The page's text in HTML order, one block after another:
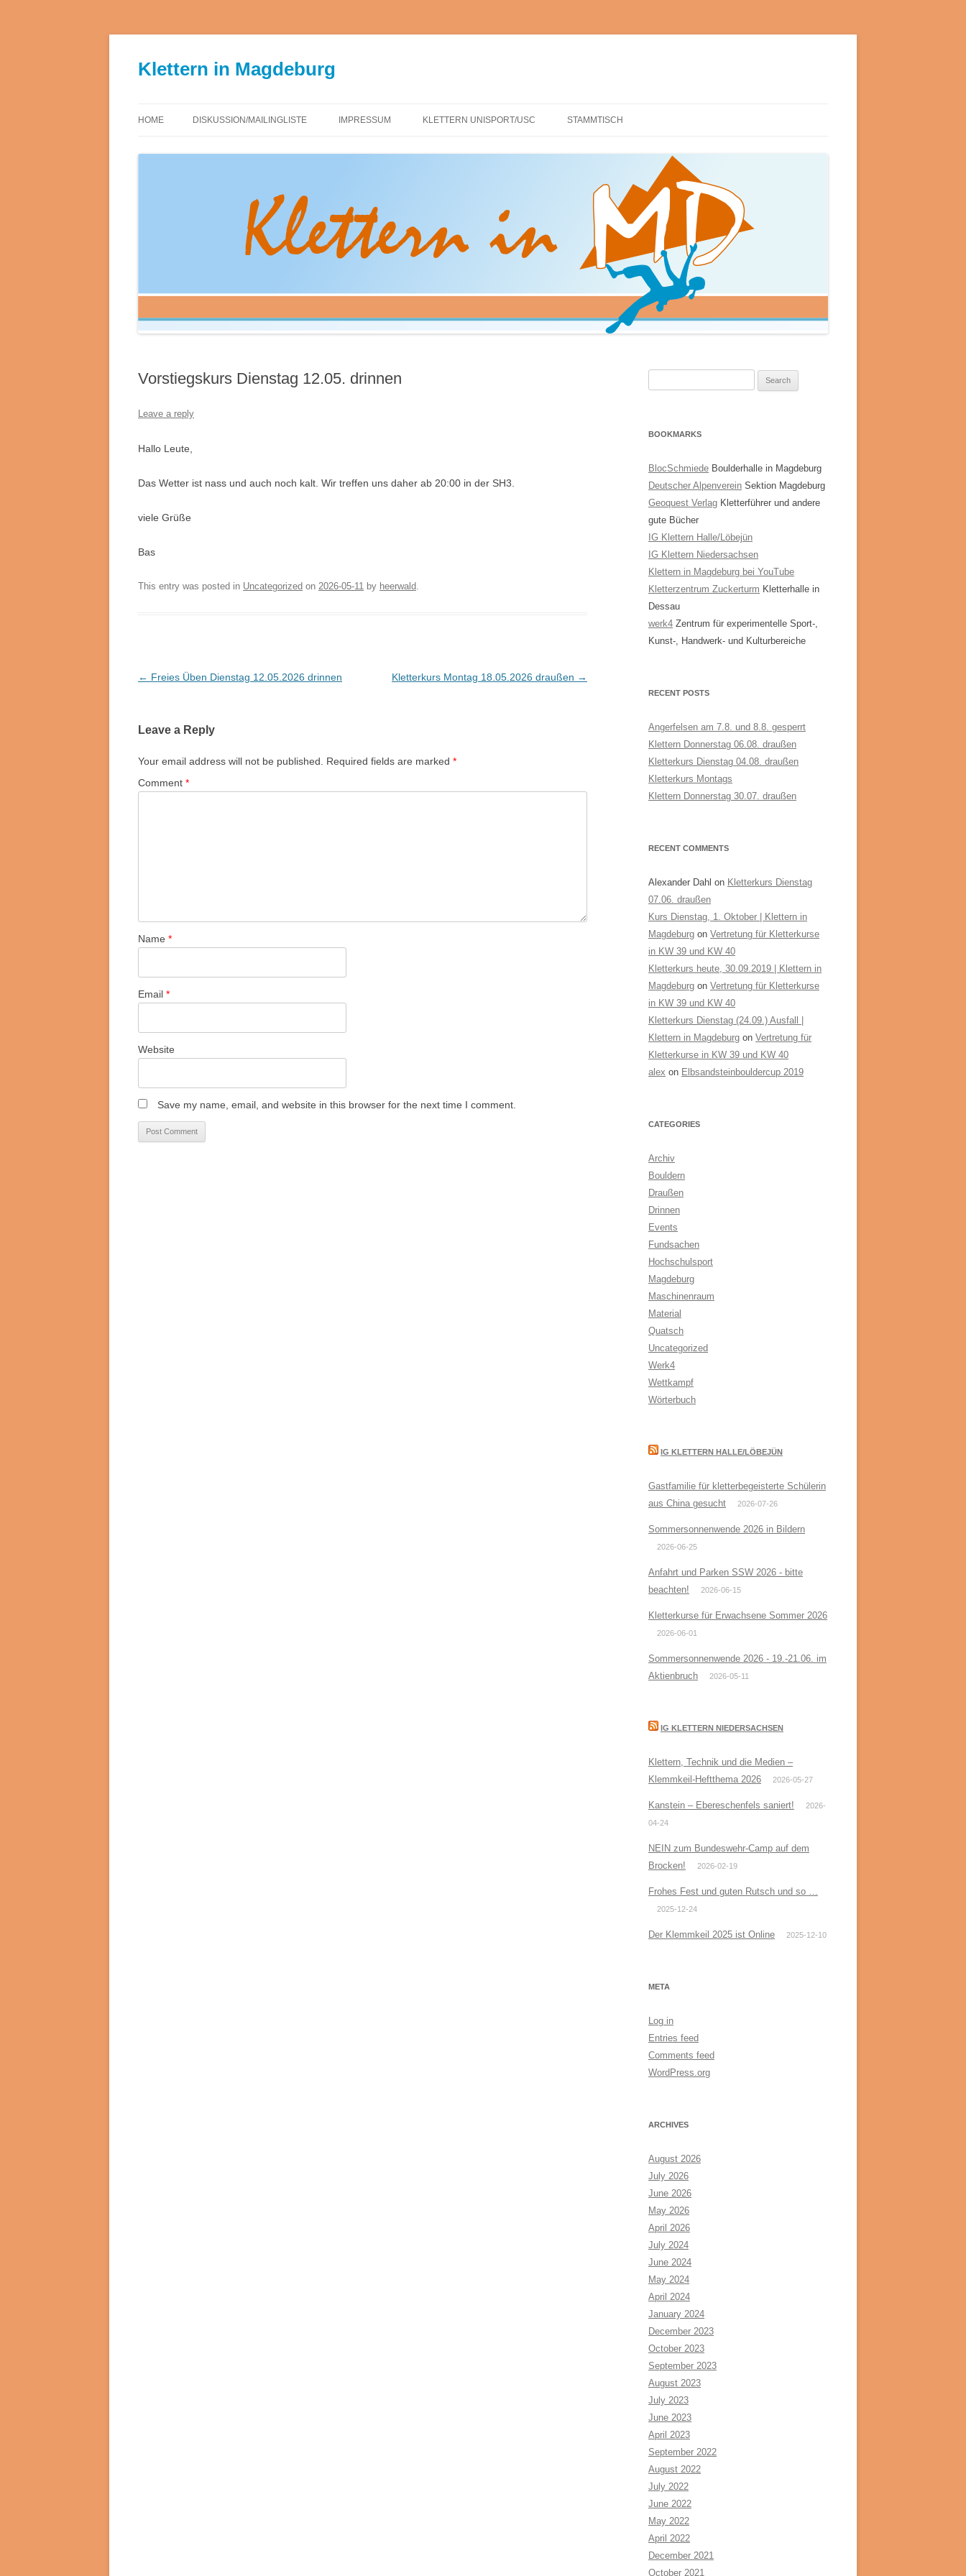
Klettern in Magdeburg
HOME DISKUSSION/MAILINGLISTE IMPRESSUM KLETTERN UNISPORT/USC STAMMTISCH
Vorstiegskurs Dienstag 12.05. drinnen
Leave a reply
Hallo Leute,
Das Wetter ist nass und auch noch kalt. Wir treffen uns daher ab 20:00 in der SH3.
viele Grüße
Bas
This entry was posted in Uncategorized on 2026-05-11 by heerwald.
Post
← Freies Üben Dienstag 12.05.2026 drinnen Kletterkurs Montag 18.05.2026 draußen →
Leave a Reply
Your email address will not be published. Required fields are marked *
Comment *
Name *
Email *
Website
Save my name, email, and website in this browser for the next time I comment.
BOOKMARKS
BlocSchmiede Boulderhalle in Magdeburg
Deutscher Alpenverein Sektion Magdeburg
Geoquest Verlag Kletterführer und andere
gute Bücher
IG Klettern Halle/Löbejün
IG Klettern Niedersachsen
Klettern in Magdeburg bei YouTube
Kletterzentrum Zuckerturm Kletterhalle in
Dessau
werk4 Zentrum für experimentelle Sport-,
Kunst-, Handwerk- und Kulturbereiche
RECENT POSTS
Angerfelsen am 7.8. und 8.8. gesperrt
Klettern Donnerstag 06.08. draußen
Kletterkurs Dienstag 04.08. draußen
Kletterkurs Montags
Klettern Donnerstag 30.07. draußen
RECENT COMMENTS
Alexander Dahl on Kletterkurs Dienstag
07.06. draußen
Kurs Dienstag, 1. Oktober | Klettern in
Magdeburg on Vertretung für Kletterkurse
in KW 39 und KW 40
Kletterkurs heute, 30.09.2019 | Klettern in
Magdeburg on Vertretung für Kletterkurse
in KW 39 und KW 40
Kletterkurs Dienstag (24.09.) Ausfall |
Klettern in Magdeburg on Vertretung für
Kletterkurse in KW 39 und KW 40
alex on Elbsandsteinbouldercup 2019
CATEGORIES
Archiv
Bouldern
Draußen
Drinnen
Events
Fundsachen
Hochschulsport
Magdeburg
Maschinenraum
Material
Quatsch
Uncategorized
Werk4
Wettkampf
Wörterbuch
IG KLETTERN HALLE/LÖBEJÜN
Gastfamilie für kletterbegeisterte Schülerin
aus China gesucht
2026-07-26
Sommersonnenwende 2026 in Bildern
2026-06-25
Anfahrt und Parken SSW 2026 - bitte
beachten!
2026-06-15
Kletterkurse für Erwachsene Sommer 2026
2026-06-01
Sommersonnenwende 2026 - 19.-21.06. im
Aktienbruch
2026-05-11
IG KLETTERN NIEDERSACHSEN
Klettern, Technik und die Medien –
Klemmkeil-Heftthema 2026
2026-05-27
Kanstein – Ebereschenfels saniert!
2026-
04-24
NEIN zum Bundeswehr-Camp auf dem
Brocken!
2026-02-19
Frohes Fest und guten Rutsch und so …
2025-12-24
Der Klemmkeil 2025 ist Online 2025-12-10
META
Log in
Entries feed
Comments feed
WordPress.org
ARCHIVES
August 2026
July 2026
June 2026
May 2026
April 2026
July 2024
June 2024
May 2024
April 2024
January 2024
December 2023
October 2023
September 2023
August 2023
July 2023
June 2023
April 2023
September 2022
August 2022
July 2022
June 2022
May 2022
April 2022
December 2021
October 2021